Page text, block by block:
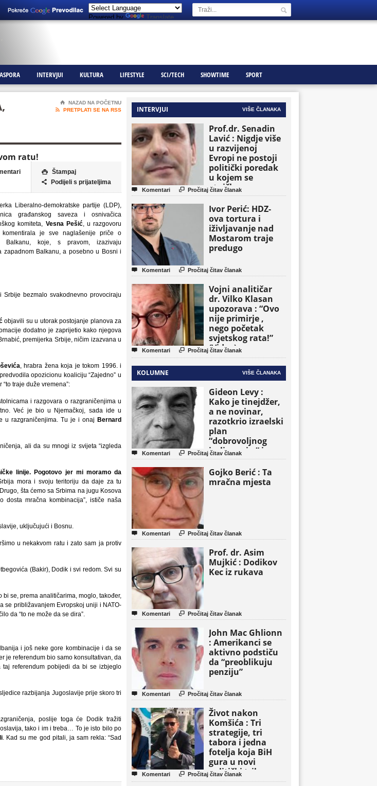
Powered by Translate
INTERVJUI KULTURA LIFESTYLE SCI/TECH SHOWTIME SPORT
⌂
NAZAD NA POČETNU

PRETPLATI SE NA RSS
ratu!
 Štampaj
 Podijeli s prijateljima
Liberalno-demokratske partije (LDP),
građanskog saveza i osnivačica
komiteta, Vesna Pešić, u razgovoru
komentirala je sve naglašenije priče o
Balkanu, koje, s pravom, izazivaju
zapadnom Balkanu, a posebno u Bosni i
Srbije bezmalo svakodnevno provociraju
objavili su u utorak postojanje planova za
dodatno je zaprijetio kako njegova
premijerka Srbije, ničim izazvana u
, hrabra žena koja je tokom 1996. i
opozicionu koaliciju “Zajedno” u
traje duže vremena”:
i razgovara o razgraničenjima u
Već je bio u Njemačkoj, sada ide u
u razgraničenjima. Tu je i onaj Bernard
ali da su mnogi iz svijeta “izgleda
linije. Pogotovo jer mi moramo da
mora i svoju teritoriju da daje za tu
šta ćemo sa Srbima na jugu Kosova
mračna kombinacija”, ističe naša
uključujući i Bosnu.
u nekakvom ratu i zato sam ja protiv
(Bakir), Dodik i svi redom. Svi su
se, prema analitičarima, moglo, također,
se približavanjem Evropskoj uniji i NATO-
da “to ne može da se dira”.
i još neke gore kombinacije i da se
je referendum bio samo konsultativan, da
taj referendum pobijedi da bi se izbjeglo
razbijanja Jugoslavije prije skoro tri
poslije toga će Dodik tražiti
tako i im i treba… To je isto bilo po
. Kad su me god pitali, ja sam rekla: “Sad
INTERVJUI VIŠE ČLANAKA
Prof.dr. Senadin
Lavić : Nigdje više
u razvijenoj
Evropi ne postoji
politički poredak
u kojem se
etničke grupe
pojavljuju kao
osnovne političke
jedinice
 Komentari  Pročitaj čitav članak
Ivor Perić: HDZ-
ova tortura i
iživljavanje nad
Mostarom traje
predugo
 Komentari  Pročitaj čitav članak
Vojni analitičar
dr. Vilko Klasan
upozorava : “Ovo
nije primirje ,
nego početak
svjetskog rata!”
(Video)
 Komentari  Pročitaj čitav članak
KOLUMNE VIŠE ČLANAKA
Gideon Levy :
Kako je tinejdžer,
a ne novinar,
razotkrio izraelski
plan
“dobrovoljnog
iseljavanja ” iz
Gaze
 Komentari  Pročitaj čitav članak
Gojko Berić : Ta
mračna mjesta
 Komentari  Pročitaj čitav članak
Prof. dr. Asim
Mujkić : Dodikov
Kec iz rukava
 Komentari  Pročitaj čitav članak
John Mac Ghlionn
: Amerikanci se
aktivno podstiču
da “preoblikuju
penziju”
 Komentari  Pročitaj čitav članak
Život nakon
Komšića : Tri
strategije, tri
tabora i jedna
fotelja koja BiH
gura u novi
politički triler
 Komentari  Pročitaj čitav članak